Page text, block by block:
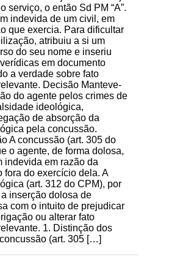
serviço, o então Sd PM “A”.
indevida de um civil, em
que exercia. Para dificultar
atribuiu a si um
do seu nome e inseriu
em documento
a verdade sobre fato
Decisão Manteve-
do agente pelos crimes de
ideológica,
de absorção da
pela concussão.
A concussão (art. 305 do
o agente, de forma dolosa,
indevida em razão da
fora do exercício dela. A
(art. 312 do CPM), por
inserção dolosa de
com o intuito de prejudicar
ou alterar fato
1. Distinção dos
(art. 305 […]